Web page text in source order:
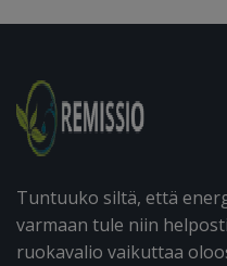
Tuntuuko siltä, että
varmaan tule niin
ruokavalio vaikuttaa